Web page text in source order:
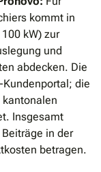
kommt in
kW) zur
und
abdecken. Die
die
kantonalen
Insgesamt
in der
betragen.